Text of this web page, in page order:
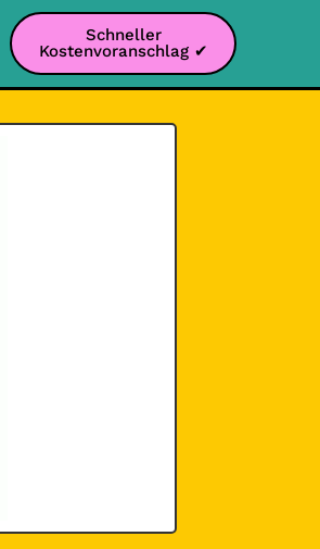
Schneller
Kostenvoranschlag ✔